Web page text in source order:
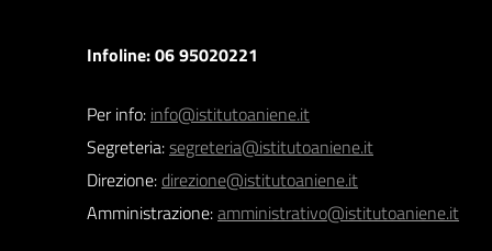
Infoline: 06 95020221
Per info: info@istitutoaniene.it
Segreteria:segreteria@istitutoaniene.it
Direzione: direzione@istitutoaniene.it
Amministrazione:amministrativo@istitutoaniene.it